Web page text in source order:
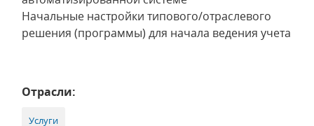
Начальные настройки типового/отраслевого
решения (программы) для начала ведения учета
Отрасли:
Услуги